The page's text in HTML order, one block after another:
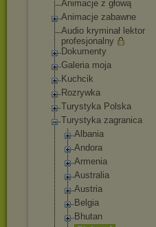
Animacje z głową
Animacje zabawne
Audio kryminał lektor
profesjonalny
Dokumenty
Galeria moja
Kuchcik
Rozrywka
Turystyka Polska
Turystyka zagranica
Albania
Andora
Armenia
Australia
Austria
Belgia
Bhutan